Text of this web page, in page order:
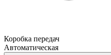
Коробка передач
Автоматическая